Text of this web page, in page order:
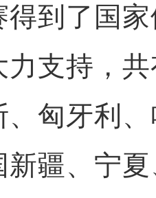
得到了国
力支持，
、匈牙利
新疆、宁